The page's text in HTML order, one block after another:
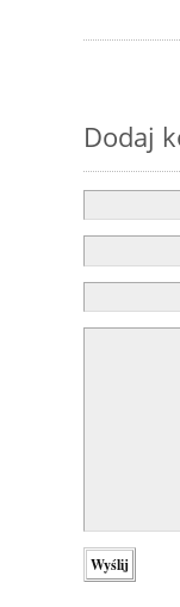
Dodaj